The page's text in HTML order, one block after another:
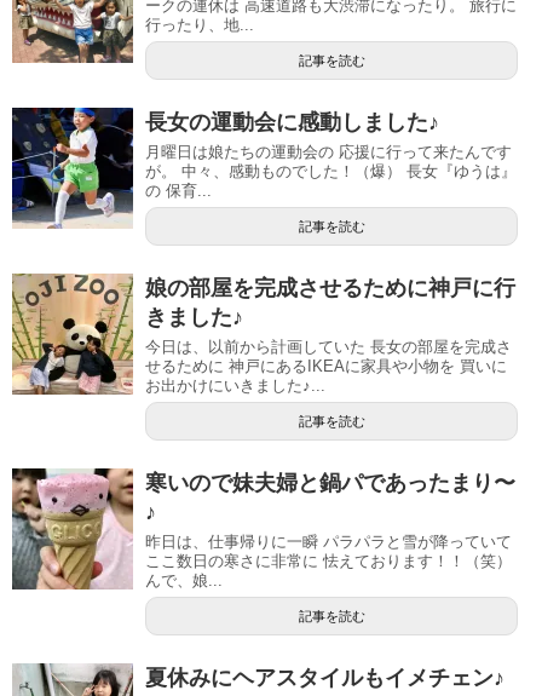
ークの連休は 高速道路も大渋滞になったり。 旅行に
行ったり、地...
記事を読む
長女の運動会に感動しました♪
月曜日は娘たちの運動会の 応援に行って来たんです
が。 中々、感動ものでした！（爆） 長女『ゆうは』
の 保育...
記事を読む
娘の部屋を完成させるために神戸に行
きました♪
今日は、以前から計画していた 長女の部屋を完成さ
せるために 神戸にあるIKEAに家具や小物を 買いに
お出かけにいきました♪...
記事を読む
寒いので妹夫婦と鍋パであったまり〜
♪
昨日は、仕事帰りに一瞬 パラパラと雪が降っていて
ここ数日の寒さに非常に 怯えております！！（笑）
んで、娘...
記事を読む
夏休みにヘアスタイルもイメチェン♪